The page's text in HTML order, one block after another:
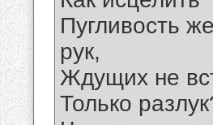
Пугливость
рук,
Ждущих не
Только